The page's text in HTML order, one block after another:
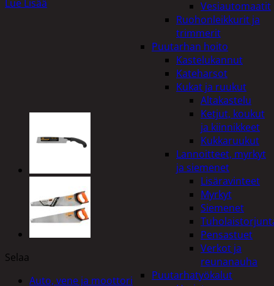
Vesiautomaatit
Ruohonleikkurit ja
trimmerit
Puutarhan hoito
Kastelukannut
Kateharsot
Kukat ja ruukut
Altakastelu
Ketjut, koukut
ja kiinnikkeet
Kukkaruukut
Lannoitteet, myrkyt
ja siemenet
Lisäravinteet
Myrkyt
Siemenet
Pensastuet
Verkot ja
reunanauha
Puutarhatyökalut
Lue Lisää
Selaa
Auto, vene ja moottori